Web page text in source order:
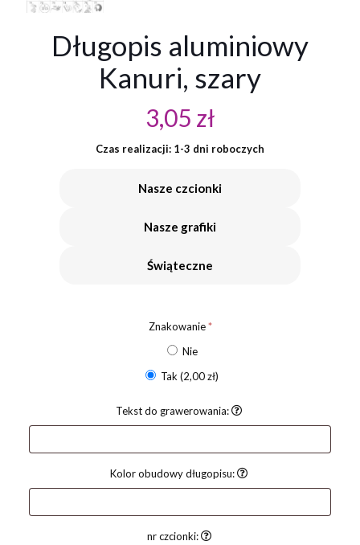
Długopis aluminiowy
Kanuri, szary
3,05 zł
Czas realizacji: 1-3 dni roboczych
Nasze czcionki
Nasze grafiki
Świąteczne
Znakowanie*
Nie
Tak (2,00 zł)
Tekst do grawerowania:
Kolor obudowy długopisu:
nr czcionki: